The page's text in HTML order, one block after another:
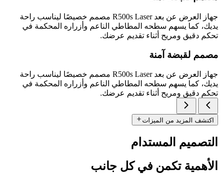
جهاز العرض عن بعد R500s Laser مصمم خصيصًا ليناسب راحة
يديك، كما يسهم سطحه المطاطي الناعم وأزراره المحكمة في
تحكم دقيق ومريح أثناء تقديم عرضك.
مصمم لقبضة آمنة
جهاز العرض عن بعد R500s Laser مصمم خصيصًا ليناسب راحة
يديك، كما يسهم سطحه المطاطي الناعم وأزراره المحكمة في
تحكم دقيق ومريح أثناء تقديم عرضك.
اكتشف المزيد من الميزات
التصميم المستدام
الأهمية تكمن في كل جانب